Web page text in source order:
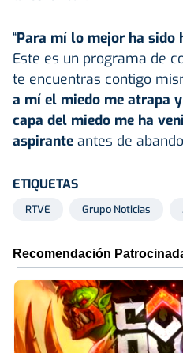
“Para mí lo mejor ha sido
Este es un programa de
te encuentras contigo
a mí el miedo me atrapa
capa del miedo me ha
aspirante antes de
ETIQUETAS
RTVE Grupo Noticias